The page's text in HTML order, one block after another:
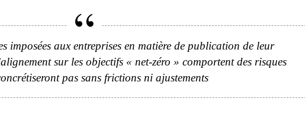
imposées aux entreprises en matière de publication de leur
sur les objectifs « net-zéro » comportent des risques
pas sans frictions ni ajustements